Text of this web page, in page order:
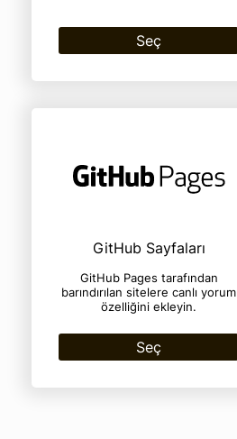
Seç
GitHub Sayfaları
GitHub Pages tarafından
barındırılan sitelere canlı yorum
özelliğini ekleyin.
Seç